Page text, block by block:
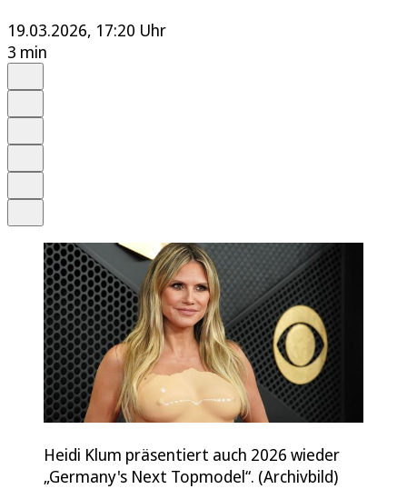
19.03.2026, 17:20 Uhr
3 min
Heidi Klum präsentiert auch 2026 wieder
„Germany's Next Topmodel“. (Archivbild)